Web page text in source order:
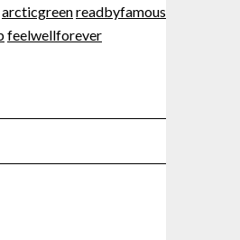
arcticgreenreadbyfamous
feelwellforever